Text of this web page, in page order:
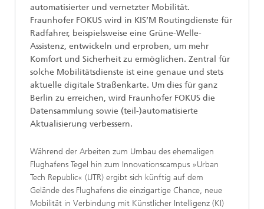
automatisierter und vernetzter Mobilität.
Fraunhofer FOKUS wird in KIS’M Routingdienste für
Radfahrer, beispielsweise eine Grüne-Welle-
Assistenz, entwickeln und erproben, um mehr
Komfort und Sicherheit zu ermöglichen. Zentral für
solche Mobilitätsdienste ist eine genaue und stets
aktuelle digitale Straßenkarte. Um dies für ganz
Berlin zu erreichen, wird Fraunhofer FOKUS die
Datensammlung sowie (teil-)automatisierte
Aktualisierung verbessern.
Während der Arbeiten zum Umbau des ehemaligen
Flughafens Tegel hin zum Innovationscampus »Urban
Tech Republic« (UTR) ergibt sich künftig auf dem
Gelände des Flughafens die einzigartige Chance, neue
Mobilität in Verbindung mit Künstlicher Intelligenz (KI)